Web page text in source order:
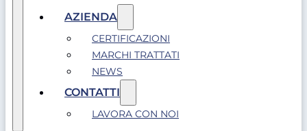
AZIENDA
CERTIFICAZIONI
MARCHI TRATTATI
NEWS
CONTATTI
LAVORA CON NOI